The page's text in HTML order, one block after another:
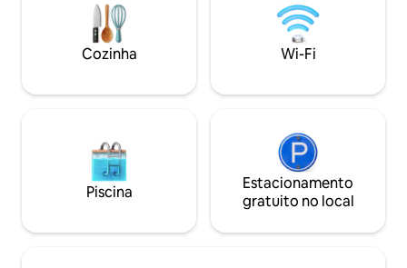
escapadela luxuosa ou viajantes de
negócios que precisam de um espaço de
trabalho tranquilo.
panorama
de montanhas
cintilantes e o
Cozinha Wi-Fi
Piscina
Estacionamento
gratuito no local